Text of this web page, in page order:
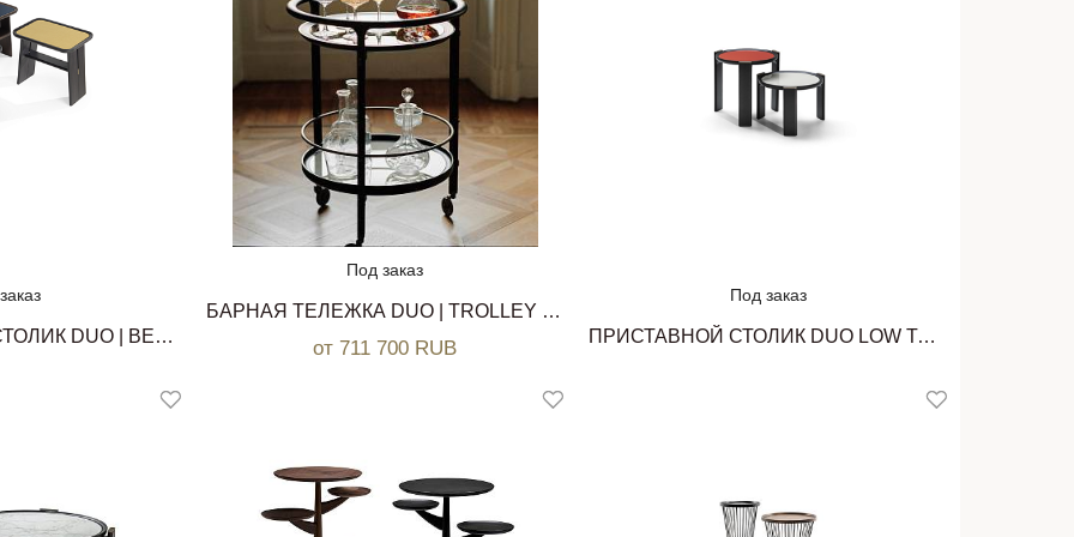
ПРИКРОВАТНЫЙ СТОЛИК DUO | BEDSIDE TABLE CECCOTTI COLLEZIONI
Под заказ
БАРНАЯ ТЕЛЕЖКА DUO | TROLLEY CECCOTTI COLLEZIONI
от 711 700 RUB
Под заказ
ПРИСТАВНОЙ СТОЛИК DUO LOW TABLE CECCOTTI COLLEZIONI